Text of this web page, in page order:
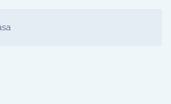
STÚDIÓ